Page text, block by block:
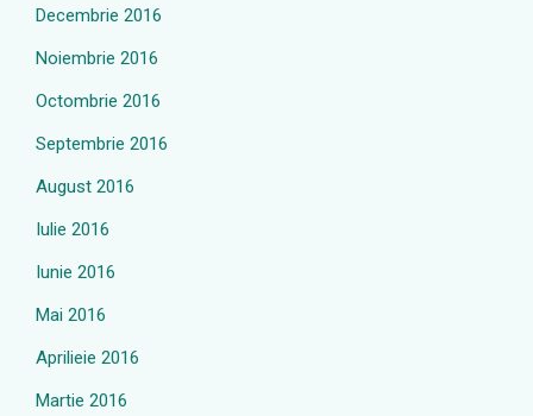
Decembrie 2016
Noiembrie 2016
Octombrie 2016
Septembrie 2016
August 2016
Iulie 2016
Iunie 2016
Mai 2016
Aprilieie 2016
Martie 2016